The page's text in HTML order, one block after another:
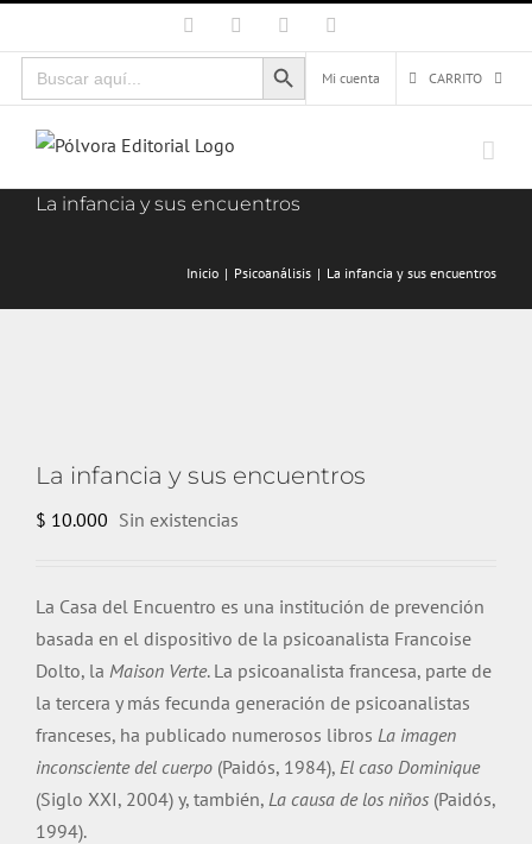
al
contenido
Facebook Instagram
Buscar:
Botón de búsqueda
Mi cuenta
CARRITO
La infancia y sus encuentros
Inicio Psicoanálisis La infancia y sus encuentros
La infancia y sus encuentros
$ 10.000 Sin existencias
La Casa del Encuentro es una institución de prevención
basada en el dispositivo de la psicoanalista Francoise
Dolto, la Maison Verte. La psicoanalista francesa, parte de
la tercera y más fecunda generación de psicoanalistas
franceses, ha publicado numerosos libros La imagen
inconsciente del cuerpo (Paidós, 1984), El caso Dominique
(Siglo XXI, 2004) y, también, La causa de los niños (Paidós,
1994).